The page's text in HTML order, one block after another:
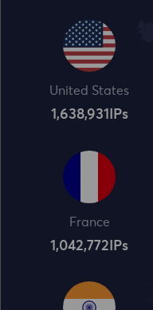
United States
1,638,932 IPs
France
1,042,773 IPs